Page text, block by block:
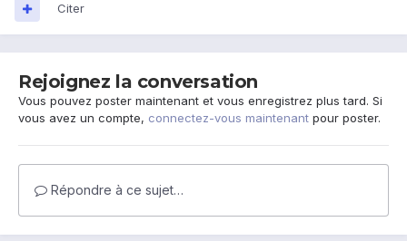
Citer
Rejoignez la conversation
Vous pouvez poster maintenant et vous enregistrez plus tard. Si
vous avez un compte, connectez-vous maintenant pour poster.
Répondre à ce sujet…